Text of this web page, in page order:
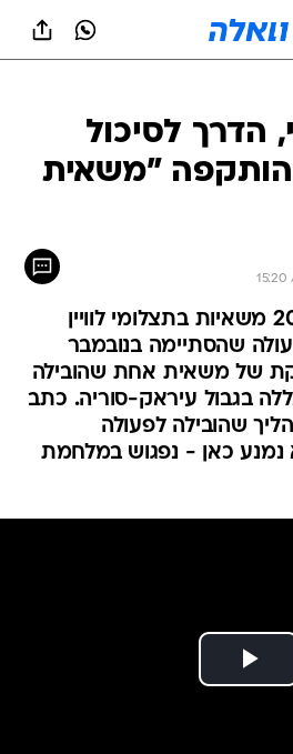
הדרך לסיכול
"משאית
סמלת נ' הבחינה ב-20 משאיות בתצלומי לוויין
שהסתיימה בנובמבר
של משאית אחת שהובילה
בגבול עיראק-סוריה. כתב
שהובילה לפעולה
כאן - נפגוש במלחמת